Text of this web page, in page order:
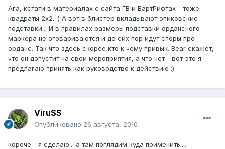
Ага, кстати в материалах с сайта ГВ и ВартРифтах - тоже
квадраты 2х2. :) А вот в блистер вкладывают эпиковские
подставки... И в правилах размеры подставки ордансного
маркера не оговариваются и до сих пор идут споры про
орданс. Так что здесь скорее кто к чему привык. Bear скажет,
что он допустит на свои мероприятия, а что нет - вот это я
предлагаю принять как руководство к действию :)
ViruSS
Опубликовано 26 августа, 2010
короче - я сделаю... а там поглядим куда применить....